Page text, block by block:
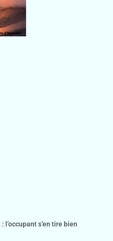
l’occupant s’en tire bien